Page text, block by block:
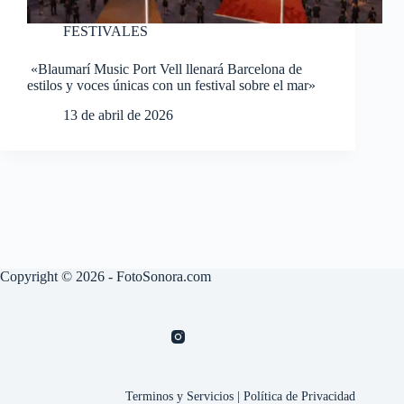
FESTIVALES
«Blaumarí Music Port Vell llenará Barcelona de
estilos y voces únicas con un festival sobre el mar»
13 de abril de 2026
Copyright © 2026 - FotoSonora.com
Terminos y Servicios |Política de Privacidad